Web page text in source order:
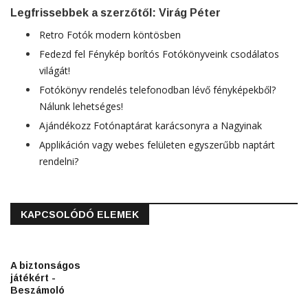
Legfrissebbek a szerzőtől: Virág Péter
Retro Fotók modern köntösben
Fedezd fel Fénykép borítós Fotókönyveink csodálatos
világát!
Fotókönyv rendelés telefonodban lévő fényképekből?
Nálunk lehetséges!
Ajándékozz Fotónaptárat karácsonyra a Nagyinak
Applikáción vagy webes felületen egyszerűbb naptárt
rendelni?
KAPCSOLÓDÓ ELEMEK
A biztonságos
játékért -
Beszámoló